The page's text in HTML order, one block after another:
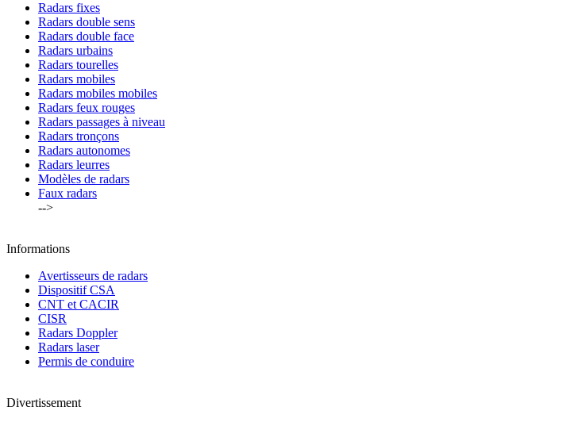
Radars fixes
Radars double sens
Radars double face
Radars urbains
Radars tourelles
Radars mobiles
Radars mobiles mobiles
Radars feux rouges
Radars passages à niveau
Radars tronçons
Radars autonomes
Radars leurres
Modèles de radars
Faux radars
-->
Informations
Avertisseurs de radars
Dispositif CSA
CNT et CACIR
CISR
Radars Doppler
Radars laser
Permis de conduire
Divertissement